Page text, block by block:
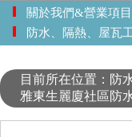
關於我們&營業項目
防水、隔熱、屋瓦
目前所在位置：防
雅東生麗廈社區防